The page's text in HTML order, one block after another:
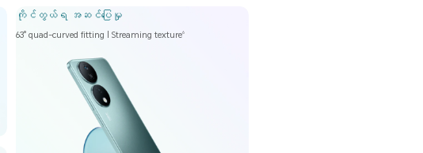
ကိုင်တွယ်ရ အဆင်ပြေမှု
63° quad-curved fitting | Streaming texture6